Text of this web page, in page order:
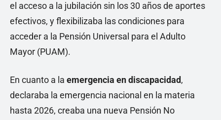
el acceso a la jubilación sin los 30 años de aportes
efectivos, y flexibilizaba las condiciones para
acceder a la Pensión Universal para el Adulto
Mayor (PUAM).
En cuanto a la emergencia en discapacidad,
declaraba la emergencia nacional en la materia
hasta 2026, creaba una nueva Pensión No